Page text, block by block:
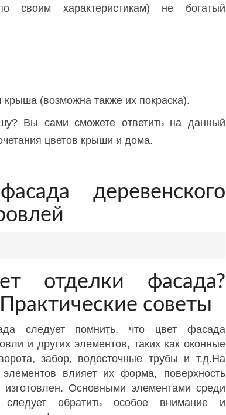
своим характеристикам) не богатый
(возможна также их покраска).
Вы сами сможете ответить на данный
цветов крыши и дома.
деревенского
отделки фасада?
советы
следует помнить, что цвет фасада
и других элементов, таких как оконные
забор, водосточные трубы и т.д.На
влияет их форма, поверхность
Основными элементами среди
обратить особое внимание и